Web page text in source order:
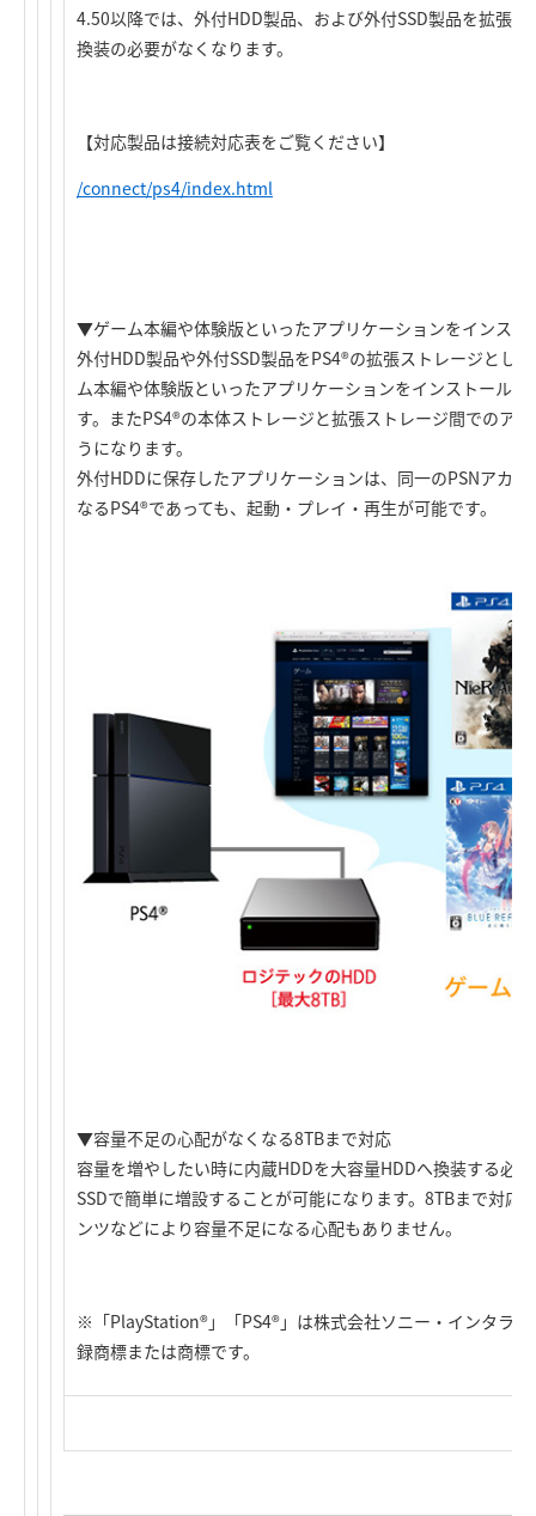
4.50以降では、外付HDD製品、および外付SSD製品を拡張
換装の必要がなくなります。
【対応製品は接続対応表をご覧ください】
/connect/ps4/index.html
▼ゲーム本編や体験版といったアプリケーションをインスト
外付HDD製品や外付SSD製品をPS4®の拡張ストレージとし
ム本編や体験版といったアプリケーションをインストール
す。またPS4®の本体ストレージと拡張ストレージ間でのア
うになります。
外付HDDに保存したアプリケーションは、同一のPSNアカ
なるPS4®であっても、起動・プレイ・再生が可能です。
▼容量不足の心配がなくなる8TBまで対応
容量を増やしたい時に内蔵HDDを大容量HDDへ換装する必
SSDで簡単に増設することが可能になります。8TBまで対応
ンツなどにより容量不足になる心配もありません。
※「PlayStation®」「PS4®」は株式会社ソニー・インタラ
録商標または商標です。